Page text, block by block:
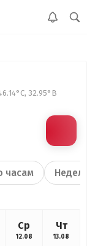
32.95°В
часам
Ср
12.08
Чт
13.08